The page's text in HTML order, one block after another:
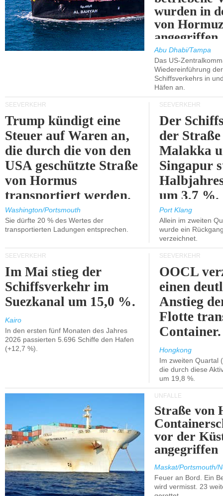
wurden in
von
angegriffen.
Abu Dhabi/Tampa
Das US-
Wiedereinführung
Schiffsverkehrs in
Häfen an.
SEEVERKEHR
Trump kündigt eine
Steuer auf Waren an,
die durch die von den
USA geschützte Straße
von Hormus
transportiert werden.
Washington/Portsmouth
Sie dürfte 20 % des Wertes der
transportierten Ladungen entsprechen.
SEEVERKEHR
Der
der
Malakka
Singapur
um 3,7 %.
Port Klang
Allein im zweiten
wurde ein
verzeichnet.
SEEVERKEHR
Im Mai stieg der
Schiffsverkehr im
Suezkanal um 15,0 %.
Kairo
In den ersten fünf Monaten des Jahres
2026 passierten 5.696 Schiffe den Hafen
(+12,7 %).
SEEVERKEHR
OOCL
einen
Anstieg
Flotte
Container.
Hongkong
Im zweiten Quartal
die durch diese
um 19,8 %.
UNFÄLLE
Straße von
vor der
angegriffen
Maskat/Portsmouth/
Feuer an Bord. Ein
wird vermisst. 23